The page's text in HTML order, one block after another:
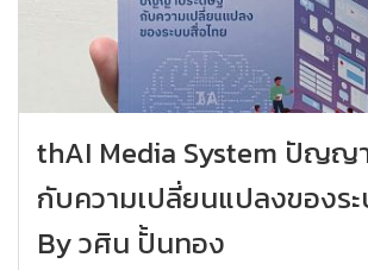
thAI Media System ปัญญ
กับความเปลี่ยนแปลงของร
By วศิน ปั้นทอง